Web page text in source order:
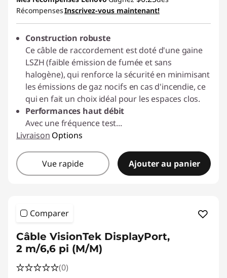
-$1.79
Utiliser un bon de réduction en ligne :
STARTECHPROMOCA
RécompensesInscrivez-vous maintenant!
Construction robuste
Ce câble de raccordement est doté d'une gaine
LSZH (faible émission de fumée et sans
halogène), qui renforce la sécurité en minimisant
les émissions de gaz nocifs en cas d'incendie, ce
qui en fait un choix idéal pour les espaces clos.
Performances haut débit
Avec une fréquence test...
Livraison Options
Vue rapide Ajouter au panier
Comparer
Câble VisionTek DisplayPort,
2 m/6,6 pi (M/M)
(0)